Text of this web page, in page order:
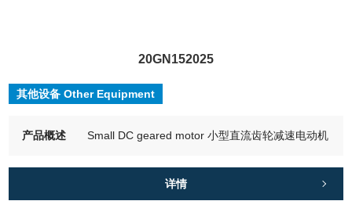
20GN152025
其他设备 Other Equipment
产品概述 Small DC geared motor 小型直流齿轮减速电动机
详情